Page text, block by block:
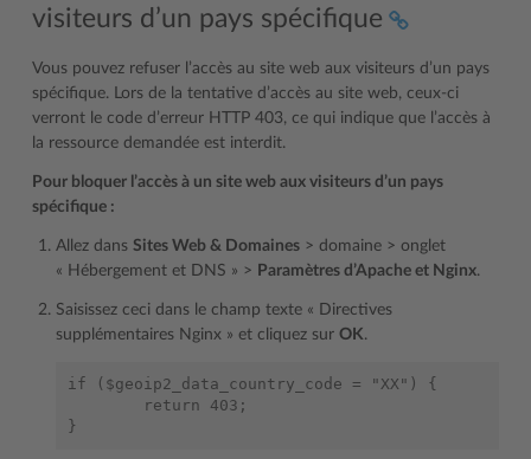
visiteurs d’un pays spécifique
Vous pouvez refuser l’accès au site web aux visiteurs d’un pays
spécifique. Lors de la tentative d’accès au site web, ceux-ci
verront le code d’erreur HTTP 403, ce qui indique que l’accès à
la ressource demandée est interdit.
Pour bloquer l’accès à un site web aux visiteurs d’un pays
spécifique :
Allez dans Sites Web & Domaines > domaine > onglet
« Hébergement et DNS » > Paramètres d’Apache et Nginx.
Saisissez ceci dans le champ texte « Directives
supplémentaires Nginx » et cliquez sur OK.
if ($geoip2_data_country_code = "XX") {
        return 403;